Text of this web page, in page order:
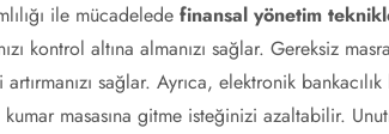
ile mücadeledefinansal yönetim
kontrol altına almanızı sağlar. Gereksiz
sağlar. Ayrıca, elektronik
masasına gitme isteğinizi azaltabilir.